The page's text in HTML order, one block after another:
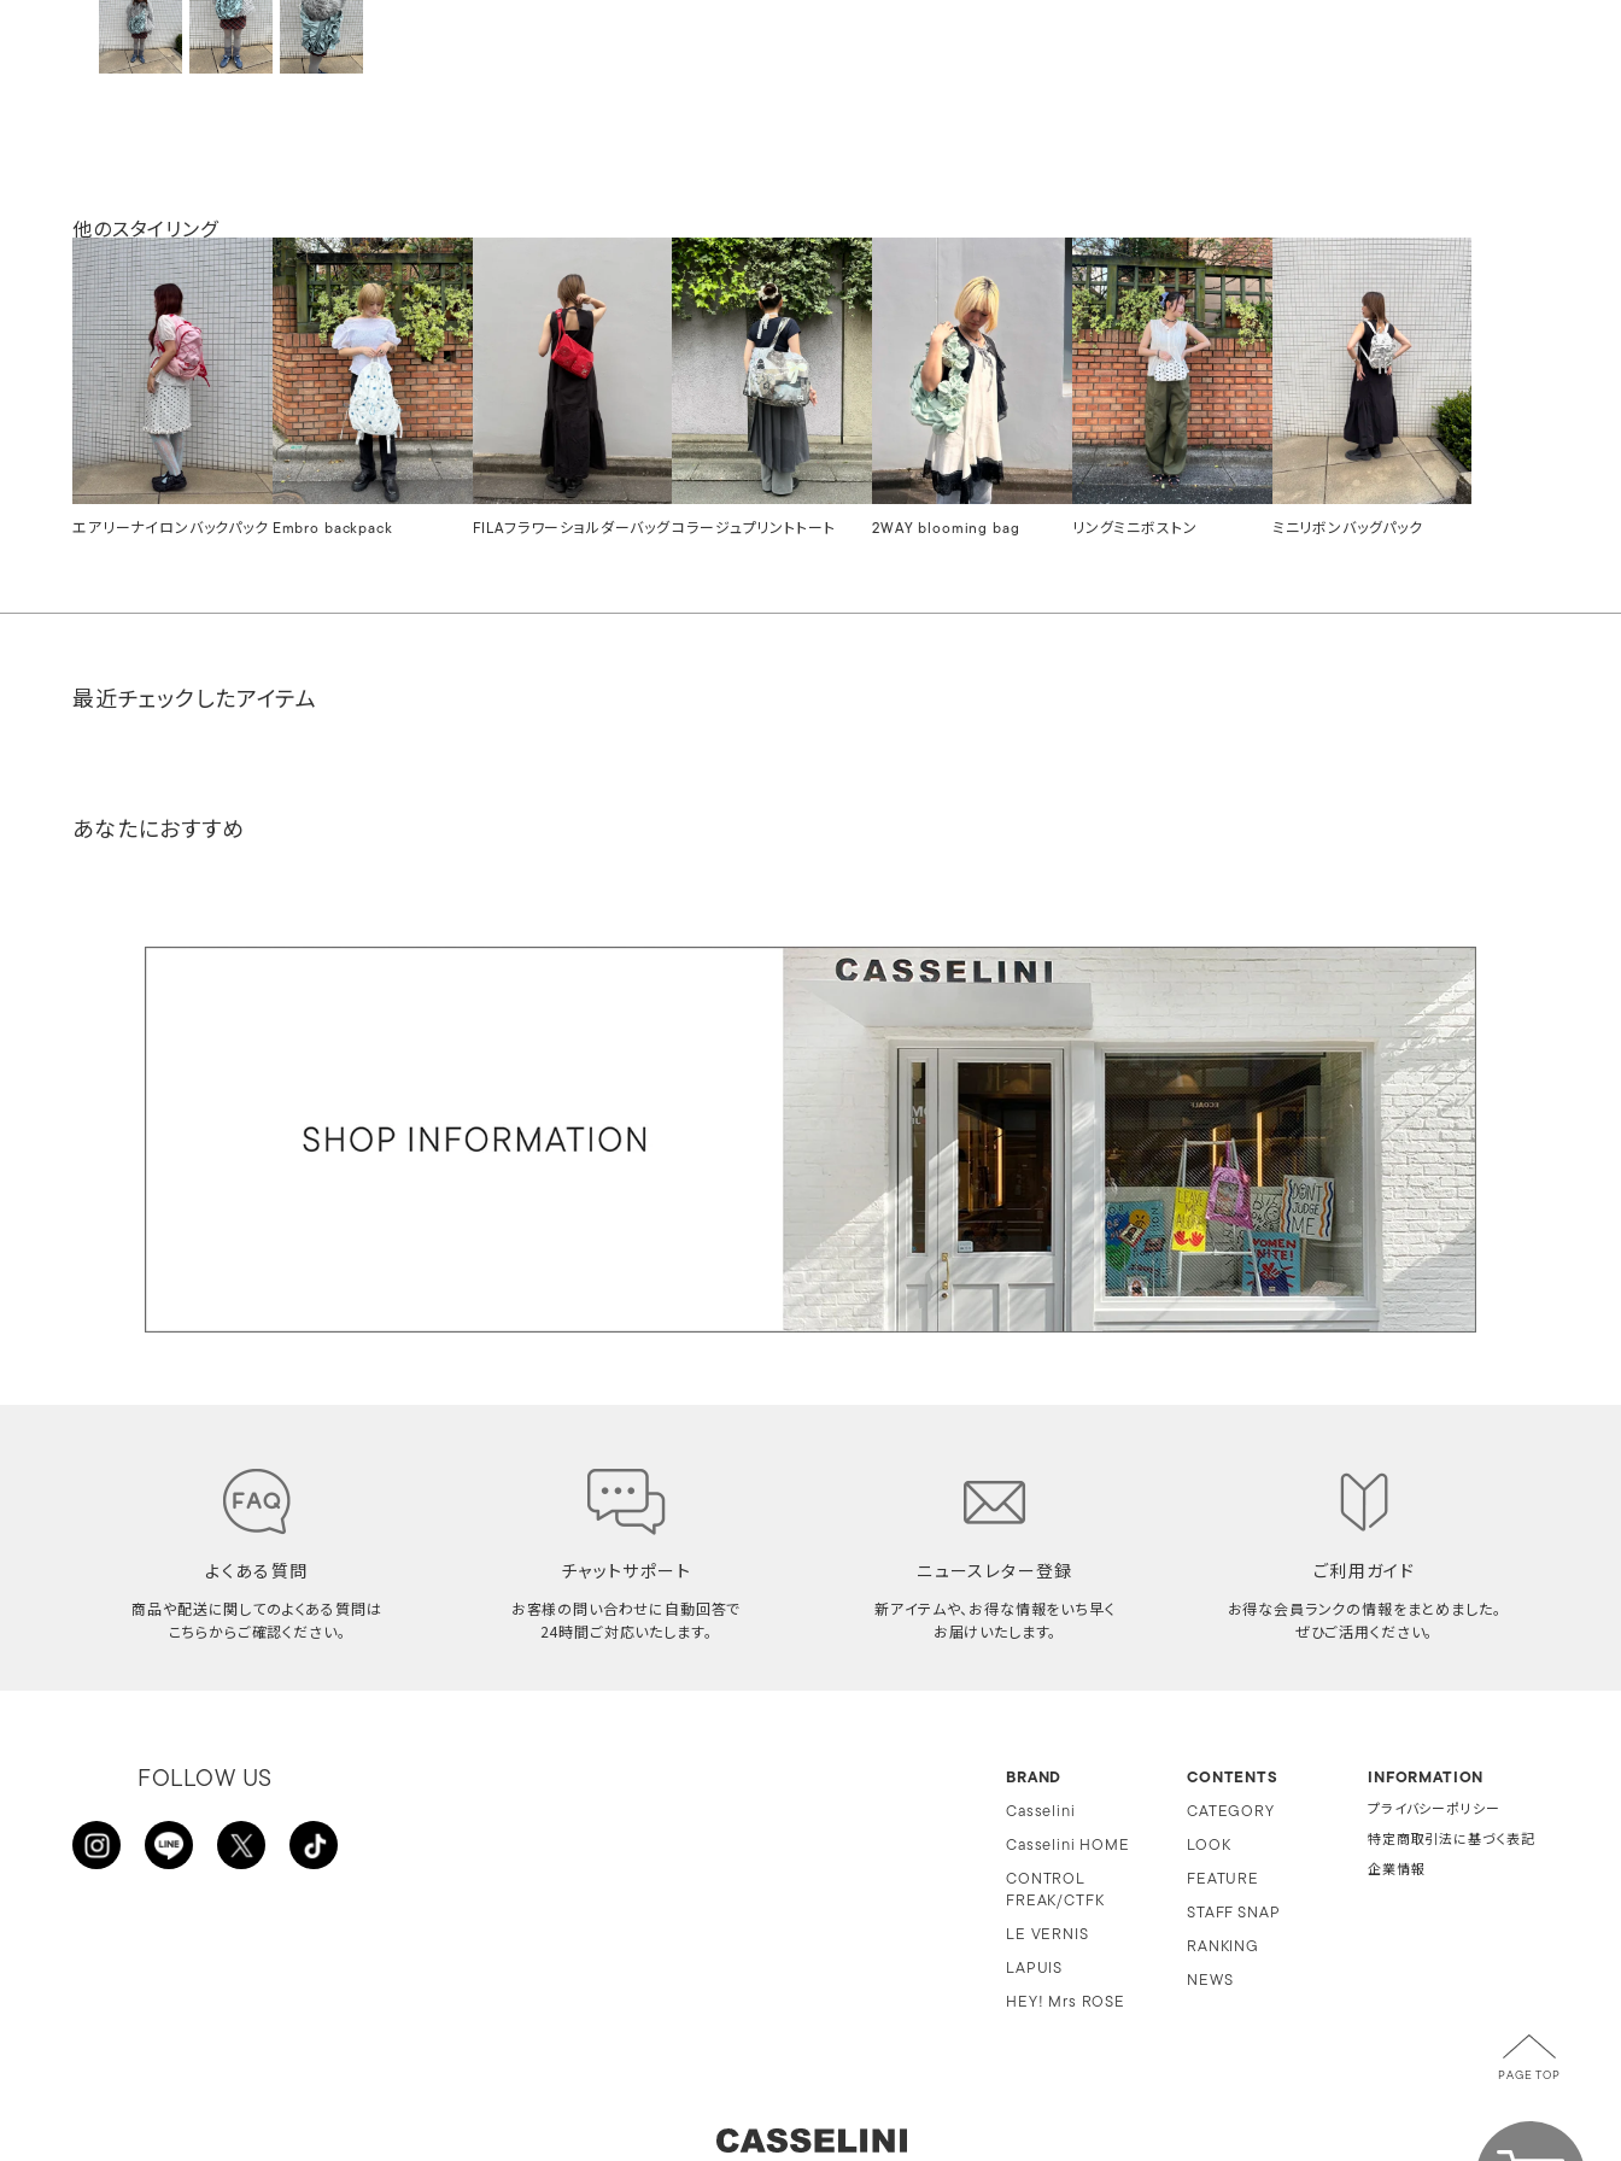
他のスタイリング
エアリーナイロンバックパック Embro backpack FILAフラワーショルダーバッグ コラージュプリントトート 2WAY blooming bag リングミニボストン ミニリボンバッグパック
最近チェックしたアイテム
あなたにおすすめ
よくある質問
商品や配送に関してのよくある質問は
こちらからご確認ください。
チャットサポート
お客様の問い合わせに自動回答で
24時間ご対応いたします。
ニュースレター登録
新アイテムや、お得な情報をいち早く
お届けいたします。
ご利用ガイド
お得な会員ランクの情報をまとめました。
ぜひご活用ください。
FOLLOW US BRAND
Casselini
Casselini HOME
CONTROL
FREAK/CTFK
LE VERNIS
LAPUIS
HEY! Mrs ROSE
CONTENTS
CATEGORY
LOOK
FEATURE
STAFF SNAP
RANKING
NEWS
INFORMATION
プライバシーポリシー
特定商取引法に基づく表記
企業情報
PAGE TOP